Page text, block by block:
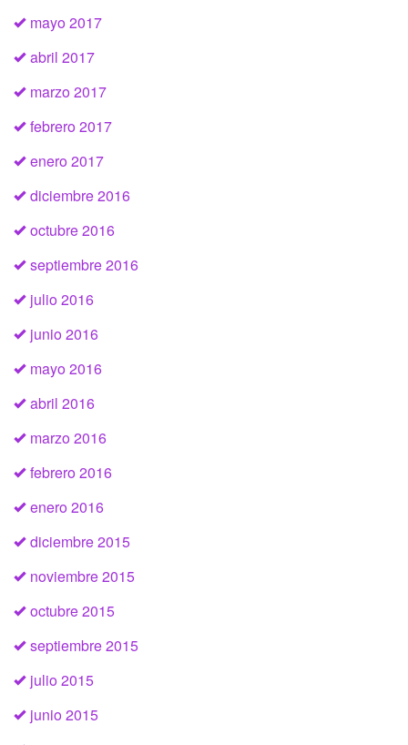
mayo 2017
abril 2017
marzo 2017
febrero 2017
enero 2017
diciembre 2016
octubre 2016
septiembre 2016
julio 2016
junio 2016
mayo 2016
abril 2016
marzo 2016
febrero 2016
enero 2016
diciembre 2015
noviembre 2015
octubre 2015
septiembre 2015
julio 2015
junio 2015